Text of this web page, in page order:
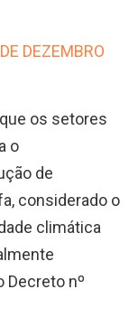
DEZEMBRO
os setores
o
de
considerado o
climática
Decreto nº